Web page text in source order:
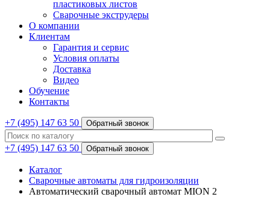
пластиковых листов
Сварочные экструдеры
О компании
Клиентам
Гарантия и сервис
Условия оплаты
Доставка
Видео
Обучение
Контакты
+7 (495) 147 63 50 Обратный звонок
+7 (495) 147 63 50 Обратный звонок
Каталог
Сварочные автоматы для гидроизоляции
Автоматический сварочный автомат MION 2